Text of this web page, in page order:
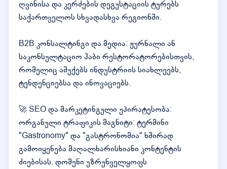
ღვინისა და კერძების დეგუსტაციის ტურებს
საქართველოს სხვადასხვა რეგიონში.
B2B კონსალტინგი და მედია: ჟურნალი ან
საკონსულტაციო ჰაბი რესტორატორებისთვის,
რომელიც აშუქებს ინდუსტრიის სიახლეებს,
ტენდენციებსა და ინოვაციებს.
🚀 SEO და მარკეტინგული უპირატესობა:
ორგანული ტრაფიკის მაგნიტი: ტერმინი
"Gastronomy" და "გასტრონომია" ხშირად
გამოიყენება მაღალხარისხიანი კონტენტის
ძიებისას. დომენი უზრუნველყოფს